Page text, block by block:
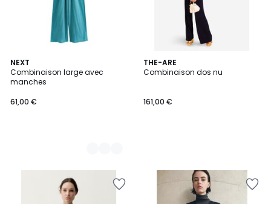
NEXT
Combinaison large avec
manches
61,00 €
2
Couleurs
THE-ARE
Combinaison dos nu
161,00 €